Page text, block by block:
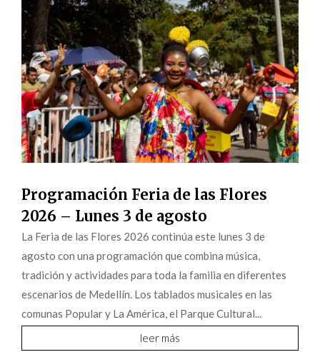
Programación Feria de las Flores
2026 – Lunes 3 de agosto
La Feria de las Flores 2026 continúa este lunes 3 de
agosto con una programación que combina música,
tradición y actividades para toda la familia en diferentes
escenarios de Medellín. Los tablados musicales en las
comunas Popular y La América, el Parque Cultural...
leer más